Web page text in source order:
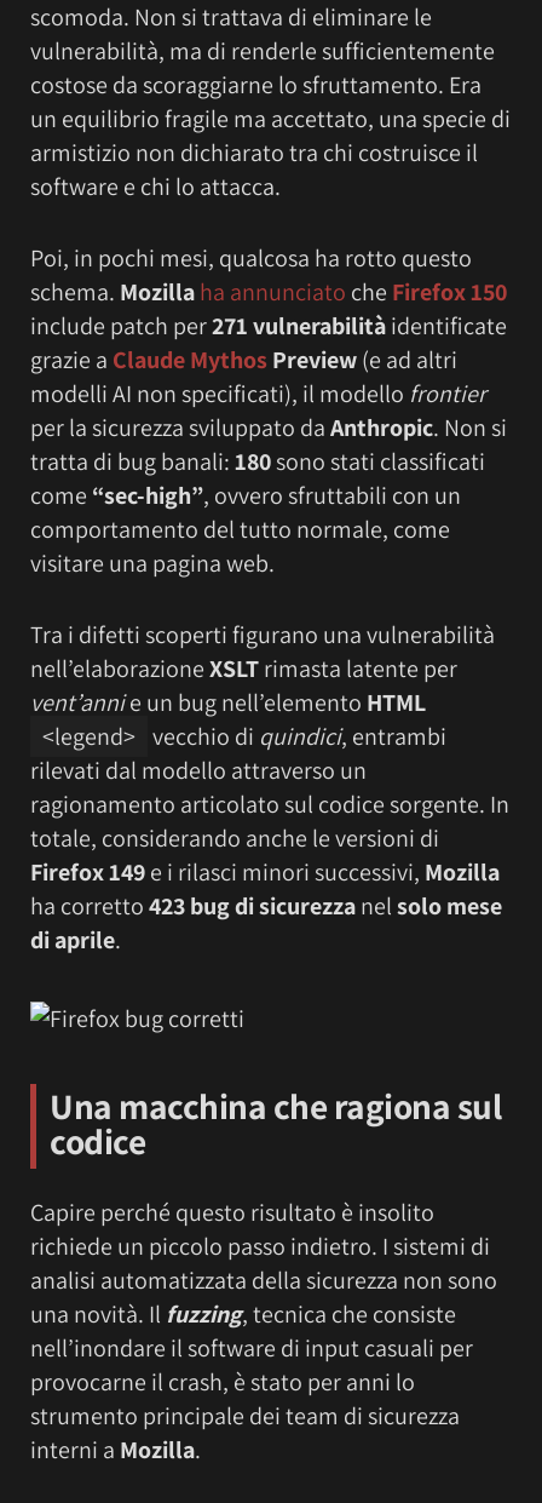
scomoda. Non si trattava di eliminare le
vulnerabilità, ma di renderle sufficientemente
costose da scoraggiarne lo sfruttamento. Era
un equilibrio fragile ma accettato, una specie di
armistizio non dichiarato tra chi costruisce il
software e chi lo attacca.
Poi, in pochi mesi, qualcosa ha rotto questo
schema. Mozillaha annunciato che Firefox 150
include patch per271 vulnerabilitàidentificate
grazie a Claude Mythos Preview(e ad altri
modelli AI non specificati), il modello frontier
per la sicurezza sviluppato daAnthropic. Non si
tratta di bug banali:180sono stati classificati
come “sec-high”, ovvero sfruttabili con un
comportamento del tutto normale, come
visitare una pagina web.
Tra i difetti scoperti figurano una vulnerabilità
nell’elaborazioneXSLTrimasta latente per
vent’annie un bug nell’elemento HTML
<legend> vecchio di quindici, entrambi
rilevati dal modello attraverso un
ragionamento articolato sul codice sorgente. In
totale, considerando anche le versioni di
Firefox 149e i rilasci minori successivi, Mozilla
ha corretto423 bug di sicurezzanelsolo mese
di aprile.
Una macchina che ragiona sul
codice
Capire perché questo risultato è insolito
richiede un piccolo passo indietro. I sistemi di
analisi automatizzata della sicurezza non sono
una novità. Il fuzzing, tecnica che consiste
nell’inondare il software di input casuali per
provocarne il crash, è stato per anni lo
strumento principale dei team di sicurezza
interni a Mozilla.